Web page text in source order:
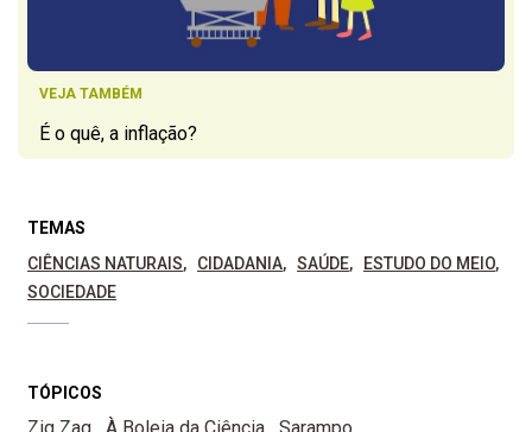
VEJA TAMBÉM
É o quê, a inflação?
TEMAS
CIÊNCIAS NATURAIS
CIDADANIA SAÚDE
ESTUDO DO MEIO
SOCIEDADE
TÓPICOS